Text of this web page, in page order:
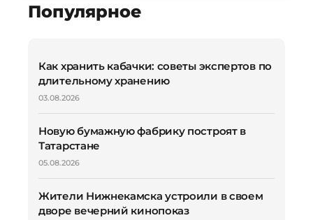
Популярное
Как хранить кабачки: советы экспертов по
длительному хранению
03.08.2026
Новую бумажную фабрику построят в
Татарстане
05.08.2026
Жители Нижнекамска устроили в своем
дворе вечерний кинопоказ